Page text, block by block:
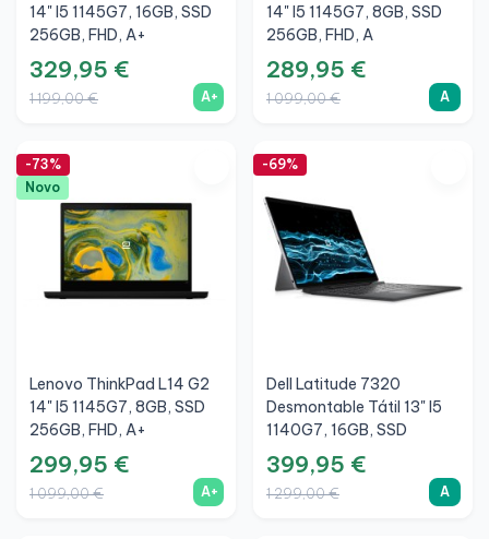
14" I5 1145G7, 16GB, SSD
256GB, FHD, A+
329,95 €
1 199,00 € A+
14" I5 1145G7, 8GB, SSD
256GB, FHD, A
289,95 €
1 099,00 € A
-73%
Novo
Lenovo ThinkPad L14 G2
14" I5 1145G7, 8GB, SSD
256GB, FHD, A+
299,95 €
1 099,00 € A+
-69%
Dell Latitude 7320
Desmontable Tátil 13" I5
1140G7, 16GB, SSD
256GB, FHD+, Prata, A
399,95 €
1 299,00 € A